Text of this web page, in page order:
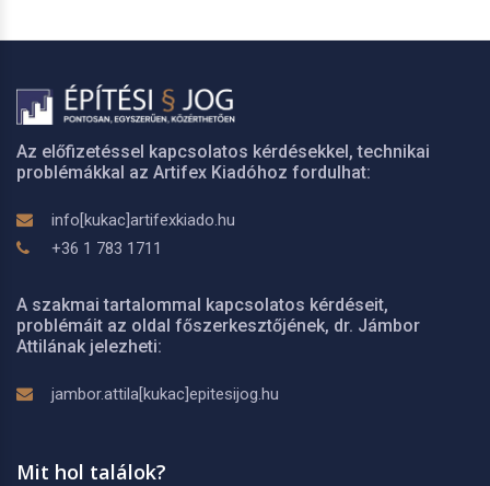
Az előfizetéssel kapcsolatos kérdésekkel, technikai
problémákkal az Artifex Kiadóhoz fordulhat:
info[kukac]artifexkiado.hu
+36 1 783 1711
A szakmai tartalommal kapcsolatos kérdéseit,
problémáit az oldal főszerkesztőjének, dr. Jámbor
Attilának jelezheti:
jambor.attila[kukac]epitesijog.hu
Mit hol találok?